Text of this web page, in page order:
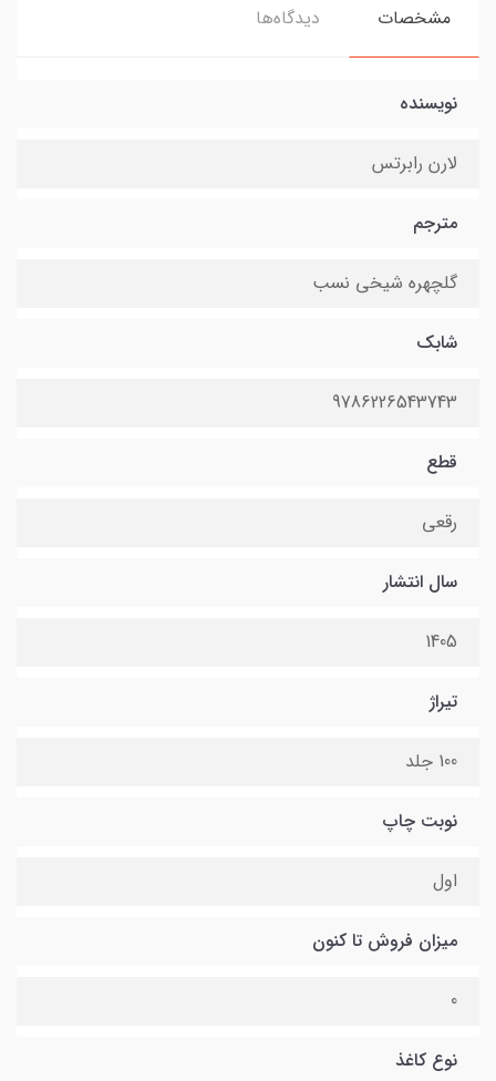
مشخصات دیدگاه‌ها
نویسنده
لارن رابرتس
مترجم
گلچهره شیخی نسب
شابک
9786226543743
قطع
رقعی
سال انتشار
1405
تیراژ
100 جلد
نوبت چاپ
اول
میزان فروش تا کنون
0
نوع کاغذ